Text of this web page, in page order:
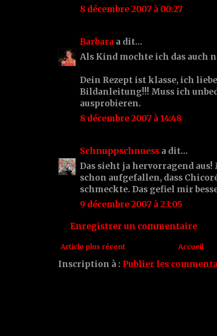
8 décembre 2007 à 00:27
Barbara a dit…
Als Kind mochte ich das auch
Dein Rezept ist klasse, ich
Bildanleitung!!! Muss ich
ausprobieren.
8 décembre 2007 à 14:48
Schnuppschnuess a dit…
Das sieht ja hervorragend
schon aufgefallen, dass
schmeckte. Das gefiel mir
9 décembre 2007 à 23:05
Enregistrer un commentaire
Article plus récent Accueil
Inscription à : Publier les